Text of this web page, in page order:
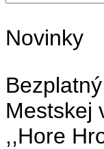
Novinky
Mestskej
,,Hore